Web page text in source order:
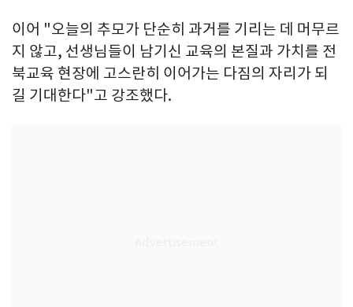
이어 "오늘의 추모가 단순히 과거를 기리는 데 머무르
지 않고, 선생님들이 남기신 교육의 본질과 가치를 전
북교육 현장에 고스란히 이어가는 다짐의 자리가 되
길 기대한다"고 강조했다.